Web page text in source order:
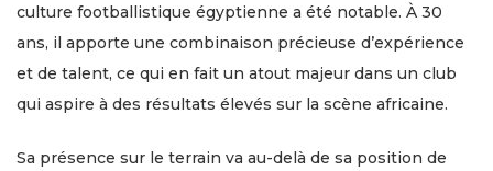
culture footballistique égyptienne a été notable. À 30
ans, il apporte une combinaison précieuse d’expérience
et de talent, ce qui en fait un atout majeur dans un club
qui aspire à des résultats élevés sur la scène africaine.
Sa présence sur le terrain va au-delà de sa position de